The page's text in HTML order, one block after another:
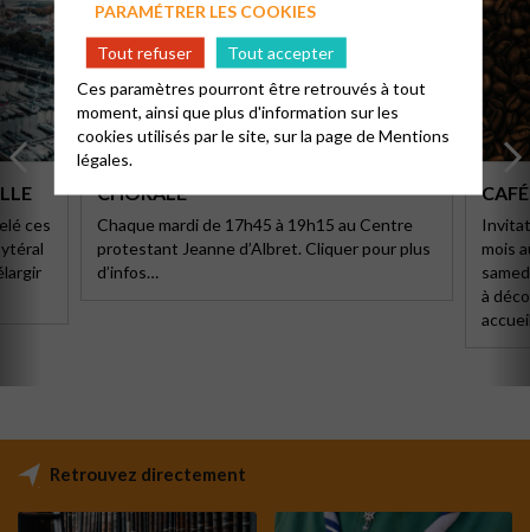
ces
CHORALE
Chaque mardi de 17h45 à 19h15 au Centre
protestant Jeanne d’Albret. Cliquer pour plus
d’infos…
mois
à
Retrouvez directement
PARAMÉTRER LES COOKIES
Tout refuser
Tout accepter
Ces paramètres pourront être retrouvés à tout
moment, ainsi que plus d'information sur les
cookies utilisés par le site, sur la page deMentions
légales.